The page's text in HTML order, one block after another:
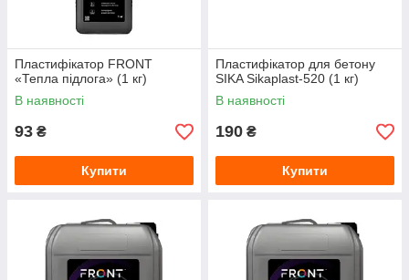
Пластифікатор FRONT
«Тепла підлога» (1 кг)
В наявності
93 ₴
Купити
Пластифікатор для бетону
SIKA Sikaplast-520 (1 кг)
В наявності
190 ₴
Купити